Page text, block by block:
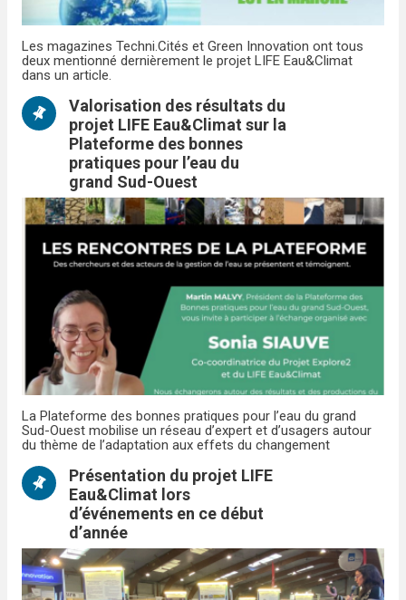
Les magazines Techni.Cités et Green Innovation ont tous
deux mentionné dernièrement le projet LIFE Eau&Climat
dans un article.
Valorisation des résultats du
projet LIFE Eau&Climat sur la
Plateforme des bonnes
pratiques pour l’eau du
grand Sud-Ouest
La Plateforme des bonnes pratiques pour l’eau du grand
Sud-Ouest mobilise un réseau d’expert et d’usagers autour
du thème de l’adaptation aux effets du changement
Présentation du projet LIFE
Eau&Climat lors
d’événements en ce début
d’année